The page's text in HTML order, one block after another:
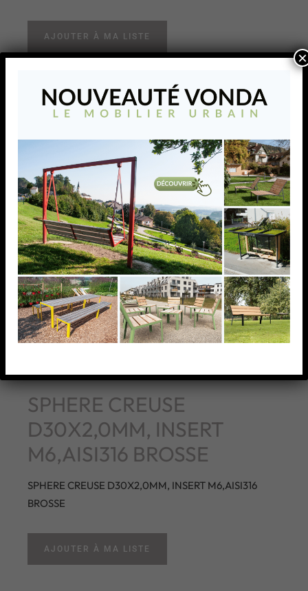
AJOUTER À MA LISTE
SPHERE CREUSE
D30X2,0MM, INSERT
M6,AISI316 BROSSE
SPHERE CREUSE D30X2,0MM, INSERT M6,AISI316
BROSSE
AJOUTER À MA LISTE
×